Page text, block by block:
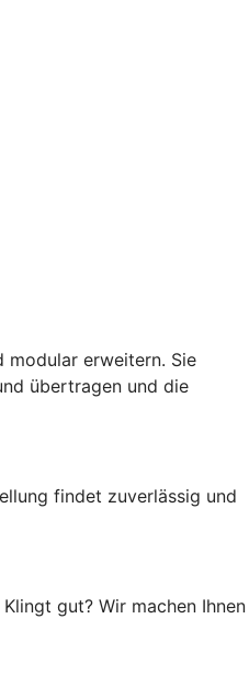
modular erweitern. Sie
übertragen und die
findet zuverlässig und
gut? Wir machen Ihnen